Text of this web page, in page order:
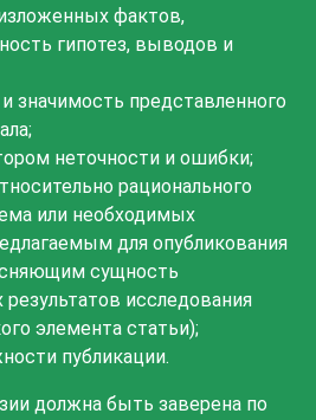
фактов,
гипотез, выводов и
значимость представленного
неточности и ошибки;
рационального
или необходимых
для опубликования
сущность
исследования
элемента статьи);
публикации.
должна быть заверена по